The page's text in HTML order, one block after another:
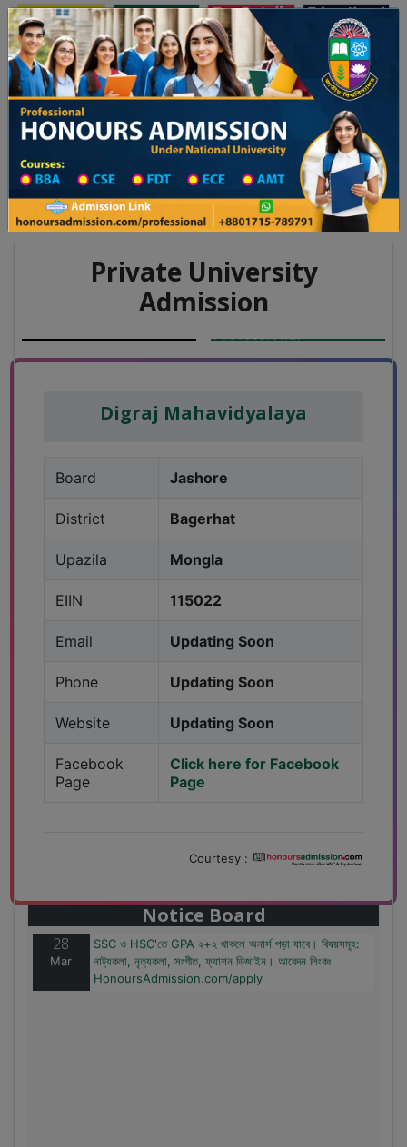
Toggle navigation অনার্স ভর্তি প্রফেশনাল অনার্স
Updates
২০২৫-২৬ শিক্ষাবর্ষের ১ম বর্ষের ভর্তি আবেদন বিজ্ঞপ্তি ঢাকা বিশ্ববিদ্যালয় ২০২৫-২৬ শিক্ষাবর্ষে
College List District Wise
College List in Bagerhat District
College Information
Private University
Admission
Digraj Mahavidyalaya
Board Jashore
District Bagerhat
Upazila Mongla
EIIN 115022
Email Updating Soon
Phone Updating Soon
Website Updating Soon
Facebook
Page
Click here for Facebook
Page
Courtesy :
Notice Board
লিংকঃ HonoursAdmission.com/apply
28
Mar
SSC ও HSC'তে GPA ২+২ থাকলে অনার্স পড়া যাবে। বিষয়সমূহ:
নাট্যকলা, নৃত্যকলা, সংগীত, ফ্যাশন ডিজাইন। আবেদন লিংকঃ
HonoursAdmission.com/apply